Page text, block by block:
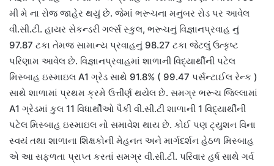
મી મે ના રોજ જાહેર થયું છે. જેમાં ભરૂચના મનુંબર રોડ પર આવેલ
વી.સી.ટી. હાયર સેકન્ડરી ગર્લ્સ સ્કુલ, ભરૂચનું વિજ્ઞાનપ્રવાહ નું
97.87 ટકા તેમજ સામાન્ય પ્રવાહનું 98.27 ટકા જેટલું ઉત્કૃષ્ટ
પરિણામ આવેલ છે. વિજ્ઞાનપ્રવાહમાં શાળાની વિદ્યાર્થીની પટેલ
મિસ્બાહ ઇસ્માઇલ A1 ગ્રેડ સાથે 91.8% ( 99.47 પર્સન્ટાઈલ રેન્ક )
સાથે શાળામાં પ્રથમ ક્રમે ઉત્તીર્ણ થયેલ છે. સમગ્ર ભરૂચ જિલ્લામાં
A1 ગ્રેડમાં કુલ 11 વિધાર્થીઓ પૈકી વી.સી.ટી શાળાની 1 વિદ્યાર્થીની
પટેલ મિસ્બાહ ઇસ્માઇલ નો સમાવેશ થાય છે. કોઈ પણ ટ્યુશન વિના
સ્વયં તથા શાળાના શિક્ષકોની મેહનત અને માર્ગદર્શન હેઠળ મિસ્બાહ
એ આ સફળતા પ્રાપ્ત કરતાં સમગ્ર વી.સી.ટી. પરિવાર હર્ષ સાથે ગર્વ